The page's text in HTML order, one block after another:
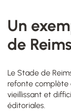
Un
de Reims
Le Stade de
refonte complète
vieillissant et
éditoriales.